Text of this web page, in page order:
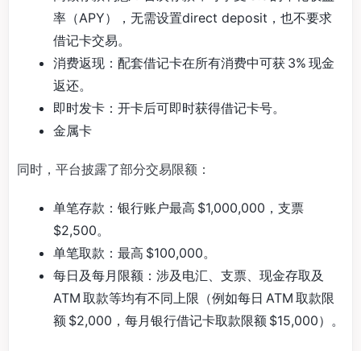
率（APY），无需设置direct deposit，也不要求
借记卡交易。
消费返现：配套借记卡在所有消费中可获 3% 现金
返还。
即时发卡：开卡后可即时获得借记卡号。
金属卡
同时，平台披露了部分交易限额：
单笔存款：银行账户最高 $1,000,000，支票
$2,500。
单笔取款：最高 $100,000。
每日及每月限额：涉及电汇、支票、现金存取及
ATM 取款等均有不同上限（例如每日 ATM 取款限
额 $2,000，每月银行借记卡取款限额 $15,000）。